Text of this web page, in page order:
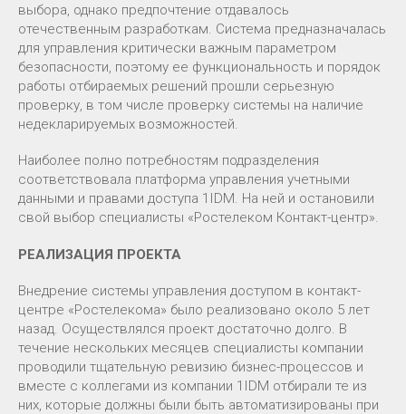
выбора, однако предпочтение отдавалось
отечественным разработкам. Система предназначалась
для управления критически важным параметром
безопасности, поэтому ее функциональность и порядок
работы отбираемых решений прошли серьезную
проверку, в том числе проверку системы на наличие
недекларируемых возможностей.
Наиболее полно потребностям подразделения
соответствовала платформа управления учетными
данными и правами доступа 1IDM. На ней и остановили
свой выбор специалисты «Ростелеком Контакт-центр».
РЕАЛИЗАЦИЯ ПРОЕКТА
Внедрение системы управления доступом в контакт-
центре «Ростелекома» было реализовано около 5 лет
назад. Осуществлялся проект достаточно долго. В
течение нескольких месяцев специалисты компании
проводили тщательную ревизию бизнес-процессов и
вместе с коллегами из компании 1IDM отбирали те из
них, которые должны были быть автоматизированы при